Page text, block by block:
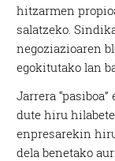
hitzarmen
salatzeko.
negoziazioaren
egokitutako lan
Jarrera
dute hiru
enpresarekin
dela benetako